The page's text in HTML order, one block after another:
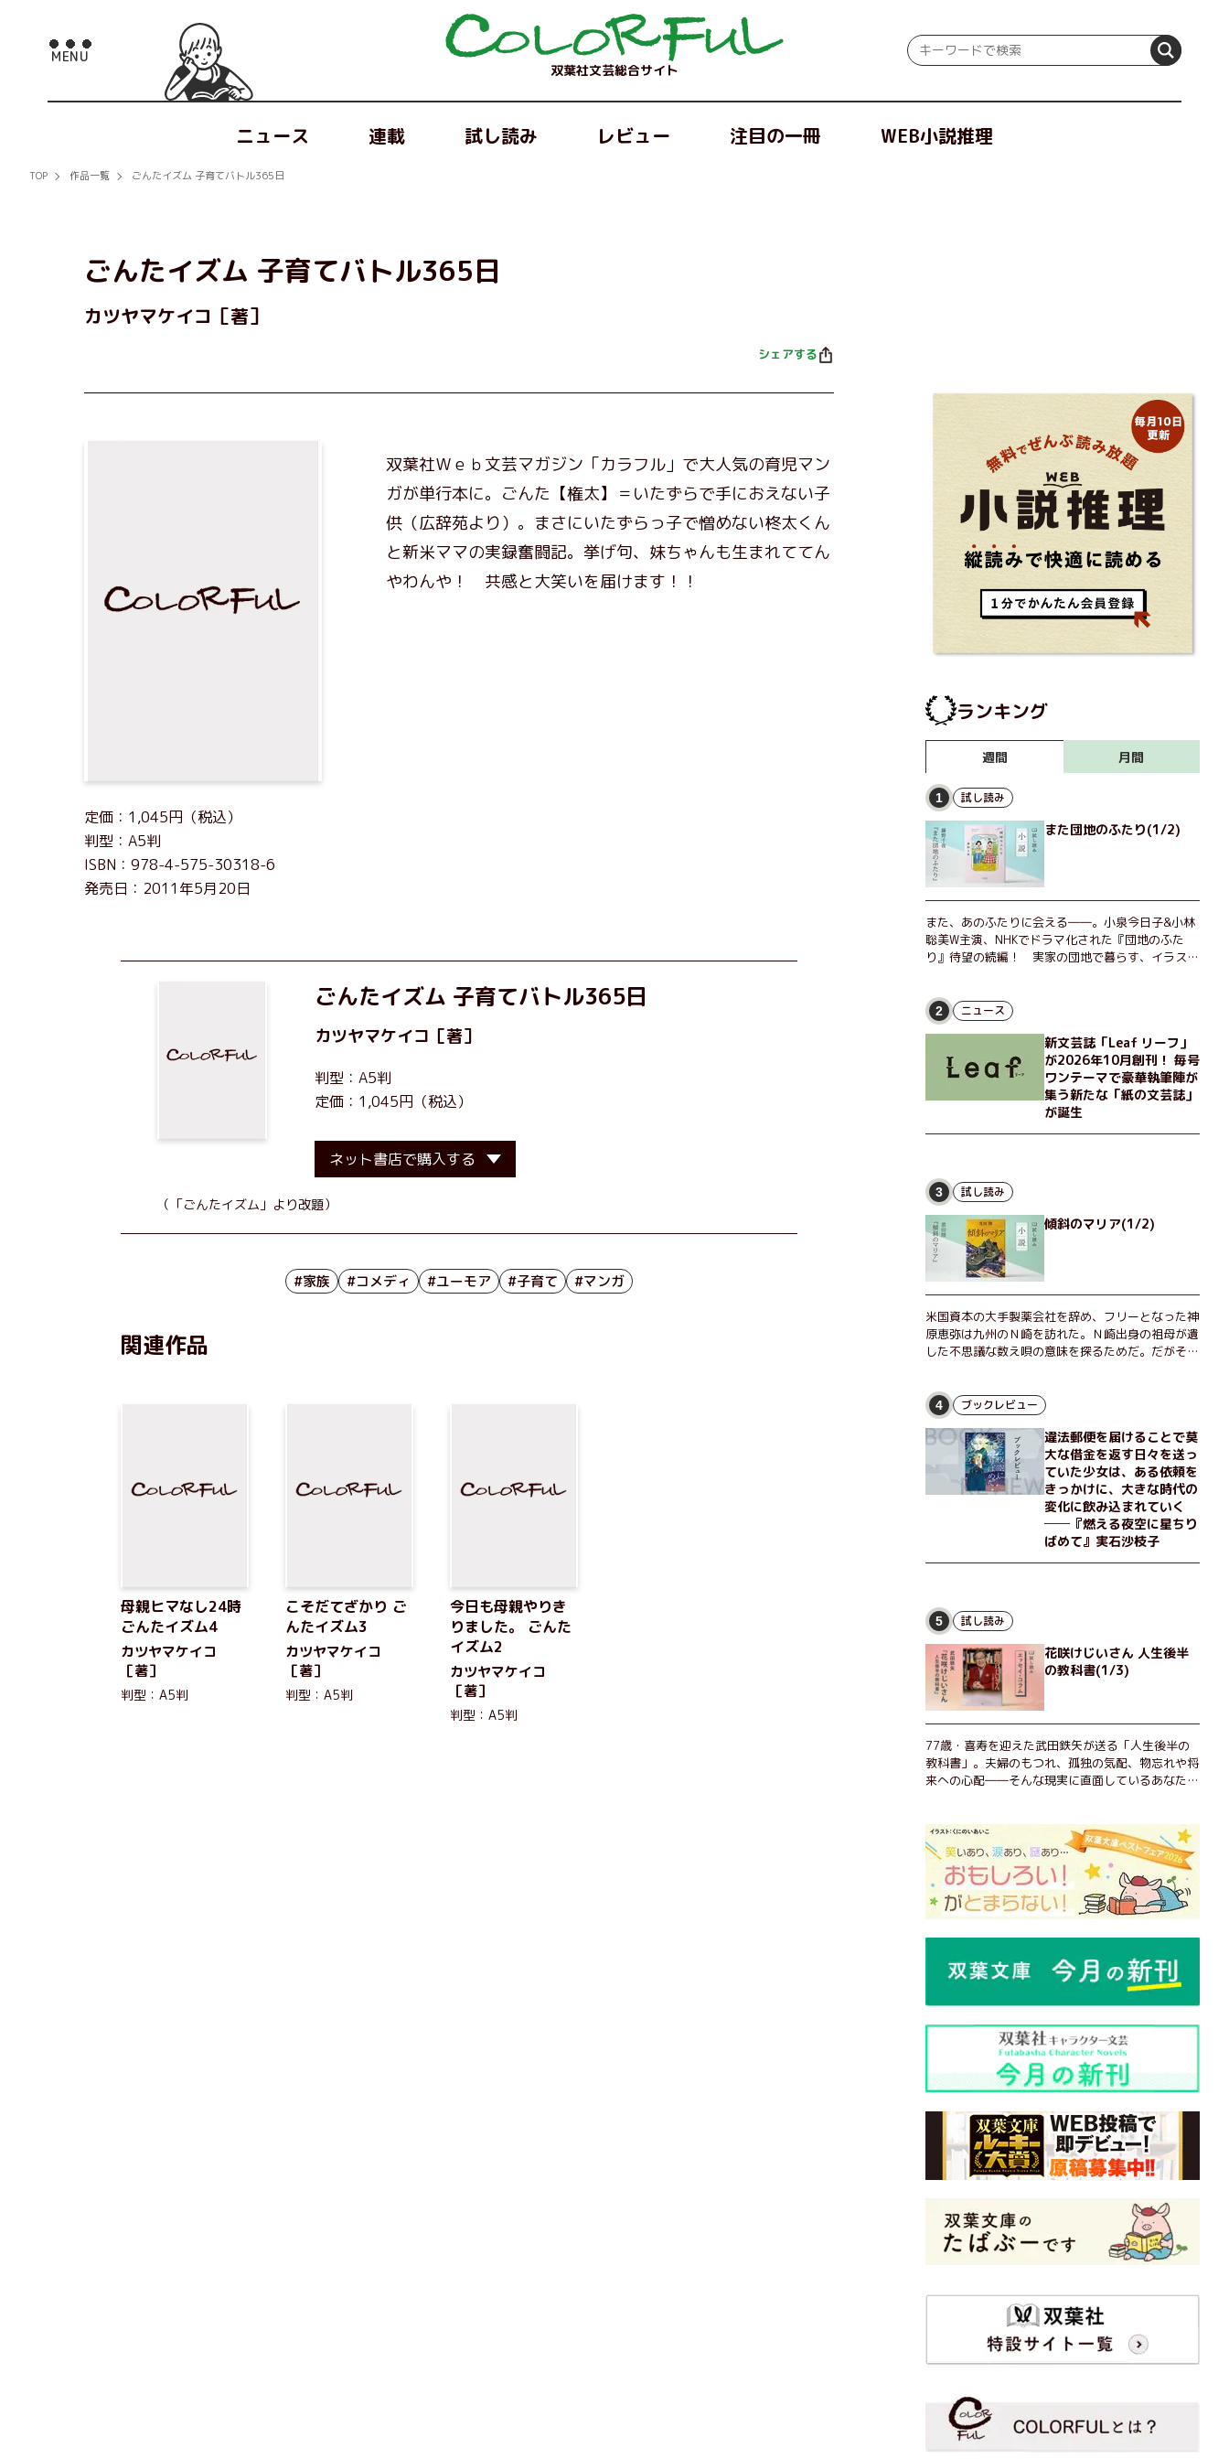
双葉社文芸総合サイト
ニュース 連載 試し読み レビュー 注目の一冊 WEB小説推理
TOP 作品一覧 ごんたイズム 子育てバトル365日
ごんたイズム 子育てバトル365日
カツヤマケイコ［著］
シェアする
定価：1,045円（税込）
判型：A5判
ISBN：978-4-575-30318-6
発売日：2011年5月20日
双葉社Ｗｅｂ文芸マガジン「カラフル」で大人気の育児マン
ガが単行本に。ごんた【権太】＝いたずらで手におえない子
供（広辞苑より）。まさにいたずらっ子で憎めない柊太くん
と新米ママの実録奮闘記。挙げ句、妹ちゃんも生まれててん
やわんや！ 共感と大笑いを届けます！！
ごんたイズム 子育てバトル365日
カツヤマケイコ ［著］
判型：A5判
定価：1,045円（税込）
ネット書店で購入する
（「ごんたイズム」より改題）
#家族 #コメディ #ユーモア #子育て #マンガ
関連作品
母親ヒマなし24時
ごんたイズム4
カツヤマケイコ
［著］
判型：A5判
こそだてざかり ご
んたイズム3
カツヤマケイコ
［著］
判型：A5判
今日も母親やりき
りました。 ごんた
イズム2
カツヤマケイコ
［著］
判型：A5判
ランキング
週間 月間
1 試し読み
また団地のふたり(1/2)
また、あのふたりに会える――。小泉今日子&小林
聡美W主演、NHKでドラマ化された『団地のふた
り』待望の続編！ 実家の団地で暮らす、イラスト
ょっとした贅沢を楽しんだり、近所のおばちゃんの
恋バナを聞いてあげたり、部屋でふたりだけの「台
湾映画祭」を催したり。50代独身、幼なじみの変
わらぬ友情とささやかな幸せの日々を描く。
2 ニュース
新文芸誌「Leaf リーフ」
が2026年10月創刊！ 毎号
ワンテーマで豪華執筆陣が
集う新たな「紙の文芸誌」
が誕生
3 試し読み
傾斜のマリア(1/2)
米国資本の大手製薬会社を辞め、フリーとなった神
原恵弥は九州のＮ崎を訪れた。Ｎ崎出身の祖母が遺
した不思議な数え唄の意味を探るためだ。だがそん
出島で見つかったある物質について博士の意見を聞
きたいという。恵弥は、まるで影のような存在の博
士とまみえることはできるのか？ そして、唄の歌
詞「かたむくマリア」に込められた秘密とは？ 謎
めいたラストが鮮烈な余韻を残すシリーズ第四作！
4 ブックレビュー
違法郵便を届けることで莫
大な借金を返す日々を送っ
ていた少女は、ある依頼を
きっかけに、大きな時代の
変化に飲み込まれていく
──『燃える夜空に星ちり
ばめて』実石沙枝子
5 試し読み
花咲けじいさん 人生後半
の教科書(1/3)
77歳・喜寿を迎えた武田鉄矢が送る「人生後半の
教科書」。夫婦のもつれ、孤独の気配、物忘れや将
来への心配――そんな現実に直面しているあなた
経験をもとに繰り出される持論は説得力満点。まだ
まだ人生これから！ 読むだけで前向きになれる一
冊。